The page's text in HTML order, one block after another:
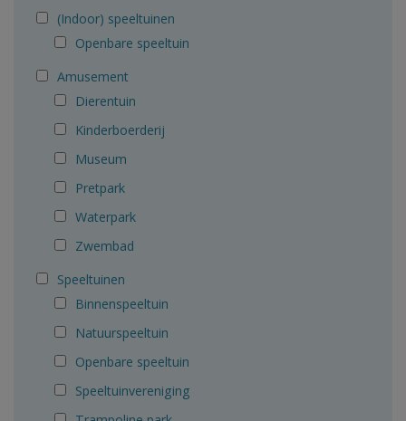
(Indoor) speeltuinen
Openbare speeltuin
Amusement
Dierentuin
Kinderboerderij
Museum
Pretpark
Waterpark
Zwembad
Speeltuinen
Binnenspeeltuin
Natuurspeeltuin
Openbare speeltuin
Speeltuinvereniging